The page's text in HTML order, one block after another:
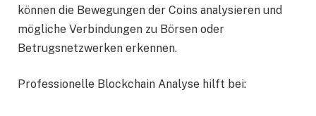
können die Bewegungen der Coins analysieren und
mögliche Verbindungen zu Börsen oder
Betrugsnetzwerken erkennen.
Professionelle Blockchain Analyse hilft bei: